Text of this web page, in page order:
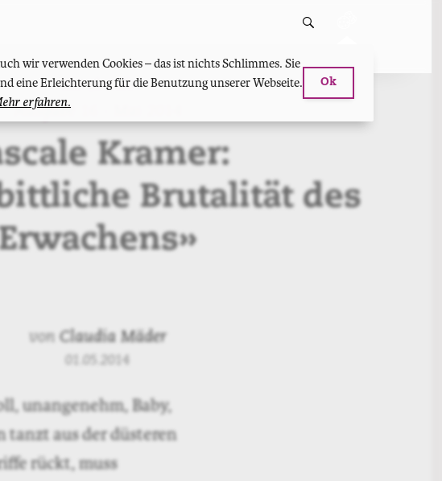
wir verwenden Cookies – das ist nichts Schlimmes. Sie
eine Erleichterung für die Benutzung unserer Webseite.
erfahren.
Ok
Kurzkritik
Ausgabe 16 - Mai 2014
Kramer:
Brutalität des
Erwachens»
vonClaudia Mäder
unangenehm, Baby,
tanzt aus der düsteren
rückt, muss